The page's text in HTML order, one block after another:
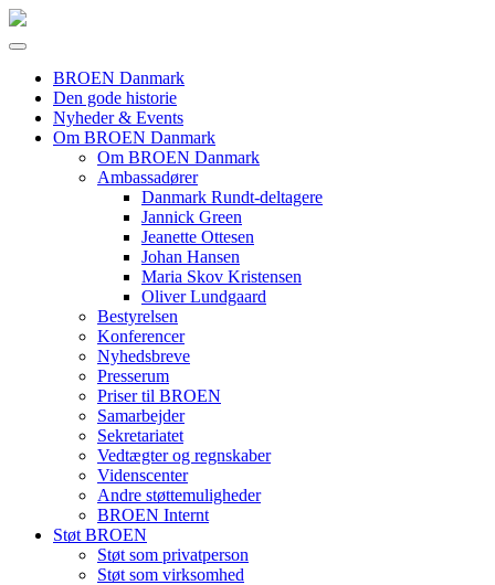
BROEN Danmark
Den gode historie
Nyheder & Events
Om BROEN Danmark
Om BROEN Danmark
Ambassadører
Danmark Rundt-deltagere
Jannick Green
Jeanette Ottesen
Johan Hansen
Maria Skov Kristensen
Oliver Lundgaard
Bestyrelsen
Konferencer
Nyhedsbreve
Presserum
Priser til BROEN
Samarbejder
Sekretariatet
Vedtægter og regnskaber
Videnscenter
Andre støttemuligheder
BROEN Internt
Støt BROEN
Støt som privatperson
Støt som virksomhed